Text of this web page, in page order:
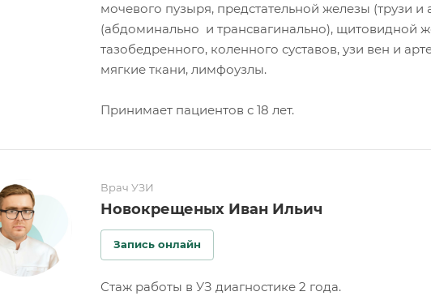
мочевого пузыря, предстательной железы (трузи и
(абдоминально и трансвагинально), щитовидной
тазобедренного, коленного суставов, узи вен и
мягкие ткани, лимфоузлы.
Принимает пациентов с 18 лет.
Врач УЗИ
Новокрещеных Иван Ильич
Запись онлайн
Стаж работы в УЗ диагностике 2 года.